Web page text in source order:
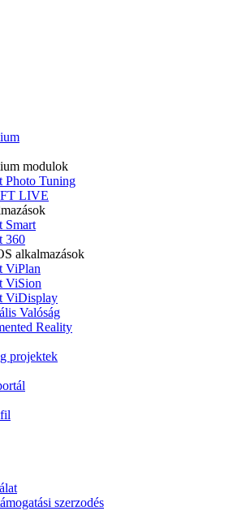
modulok
Photo Tuning
LIVE
Smart
360
alkalmazások
ViPlan
ViSion
ViDisplay
Valóság
Reality
projektek
szerzodés